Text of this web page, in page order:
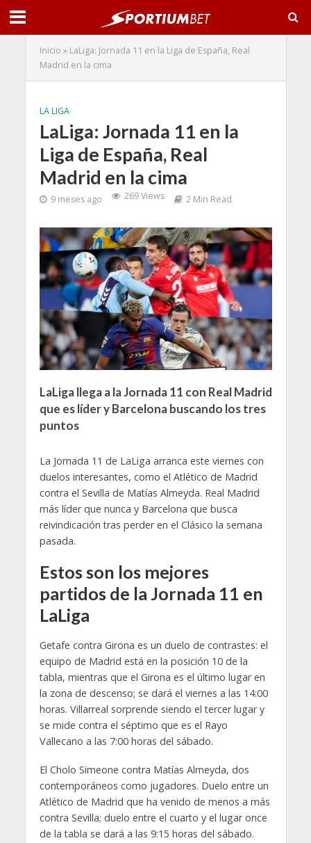
Inicio » LaLiga: Jornada 11 en la Liga de España, Real
Madrid en la cima
LA LIGA
LaLiga: Jornada 11 en la
Liga de España, Real
Madrid en la cima
9 meses ago 269 Views 2 Min Read
LaLiga llega a la Jornada 11 con Real Madrid
que es líder y Barcelona buscando los tres
puntos
La Jornada 11 de LaLiga arranca este viernes con
duelos interesantes, como el Atlético de Madrid
contra el Sevilla de Matías Almeyda. Real Madrid
más líder que nunca y Barcelona que busca
reivindicación tras perder en el Clásico la semana
pasada.
Estos son los mejores
partidos de la Jornada 11 en
LaLiga
Getafe contra Girona es un duelo de contrastes: el
equipo de Madrid está en la posición 10 de la
tabla, mientras que el Girona es el último lugar en
la zona de descenso; se dará el viernes a las 14:00
horas. Villarreal sorprende siendo el tercer lugar y
se mide contra el séptimo que es el Rayo
Vallecano a las 7:00 horas del sábado.
El Cholo Simeone contra Matías Almeyda, dos
contemporáneos como jugadores. Duelo entre un
Atlético de Madrid que ha venido de menos a más
contra Sevilla; duelo entre el cuarto y el lugar once
de la tabla se dará a las 9:15 horas del sábado.